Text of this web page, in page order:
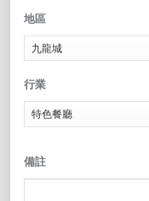
地區
行業
備註